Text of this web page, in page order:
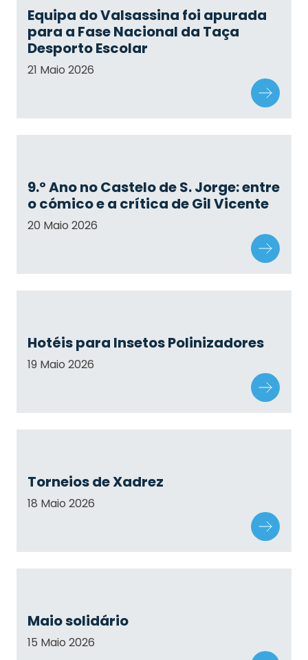
Equipa do Valsassina foi apurada
para a Fase Nacional da Taça
Desporto Escolar
21 Maio 2026
9.º Ano no Castelo de S. Jorge: entre
o cómico e a crítica de Gil Vicente
20 Maio 2026
Hotéis para Insetos Polinizadores
19 Maio 2026
Torneios de Xadrez
18 Maio 2026
Maio solidário
15 Maio 2026